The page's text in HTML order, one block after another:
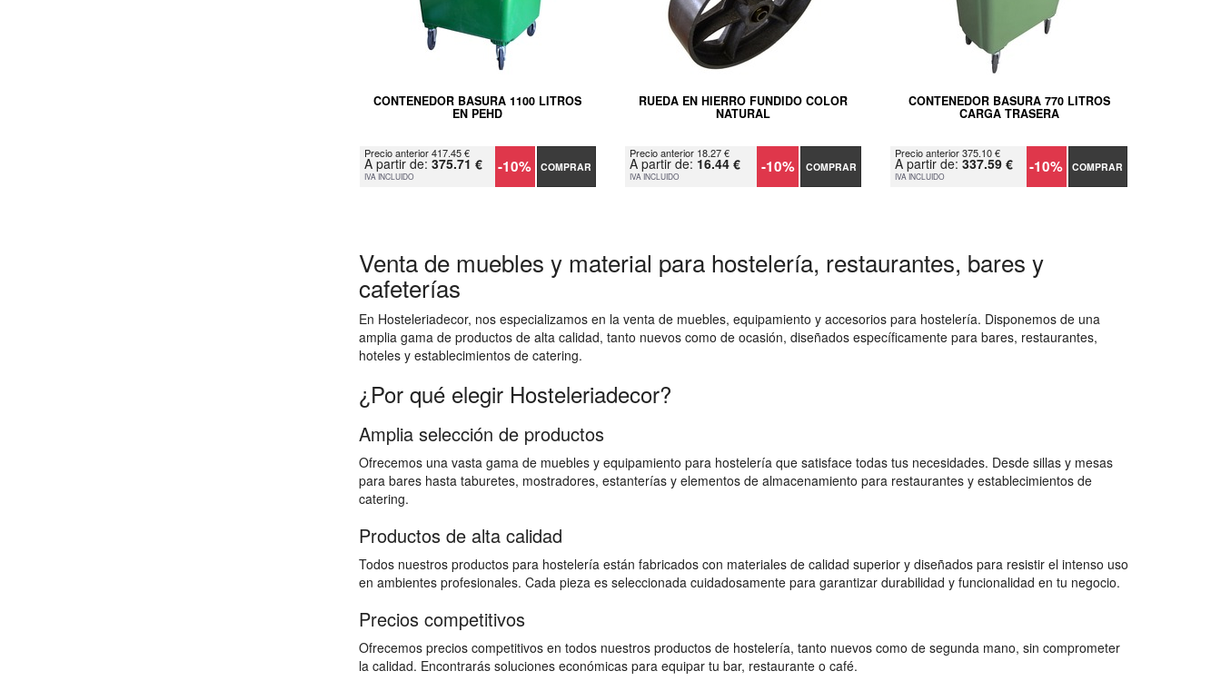
CONTENEDOR BASURA 1100 LITROS
EN PEHD
Precio anterior 417.45 €
A partir de: 375.71 €
IVA INCLUIDO -10% COMPRAR
RUEDA EN HIERRO FUNDIDO COLOR
NATURAL
Precio anterior 18.27 €
A partir de: 16.44 €
IVA INCLUIDO -10% COMPRAR
CONTENEDOR BASURA 770 LITROS
CARGA TRASERA
Precio anterior 375.10 €
A partir de:337.59 €
IVA INCLUIDO -10% COMPRAR
Venta de muebles y material para hostelería, restaurantes, bares y
cafeterías
En Hosteleriadecor, nos especializamos en la venta de muebles, equipamiento y accesorios para hostelería. Disponemos de una
amplia gama de productos de alta calidad, tanto nuevos como de ocasión, diseñados específicamente para bares, restaurantes,
hoteles y establecimientos de catering.
¿Por qué elegir Hosteleriadecor?
Amplia selección de productos
Ofrecemos una vasta gama de muebles y equipamiento para hostelería que satisface todas tus necesidades. Desde sillas y mesas
para bares hasta taburetes, mostradores, estanterías y elementos de almacenamiento para restaurantes y establecimientos de
catering.
Productos de alta calidad
Todos nuestros productos para hostelería están fabricados con materiales de calidad superior y diseñados para resistir el intenso uso
en ambientes profesionales. Cada pieza es seleccionada cuidadosamente para garantizar durabilidad y funcionalidad en tu negocio.
Precios competitivos
Ofrecemos precios competitivos en todos nuestros productos de hostelería, tanto nuevos como de segunda mano, sin comprometer
la calidad. Encontrarás soluciones económicas para equipar tu bar, restaurante o café.